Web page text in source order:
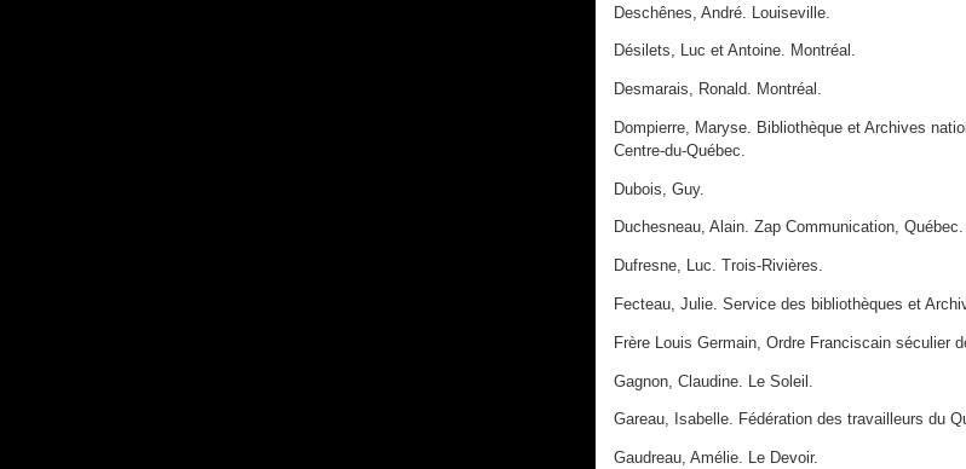
Deschênes, André. Louiseville.
Désilets, Luc et Antoine. Montréal.
Desmarais, Ronald. Montréal.
Dompierre, Maryse. Bibliothèque et Archives
Centre-du-Québec.
Dubois, Guy.
Duchesneau, Alain. Zap Communication, Québec.
Dufresne, Luc. Trois-Rivières.
Fecteau, Julie. Service des bibliothèques et
Frère Louis Germain, Ordre Franciscain séculier
Gagnon, Claudine. Le Soleil.
Gareau, Isabelle. Fédération des travailleurs du
Gaudreau, Amélie. Le Devoir.